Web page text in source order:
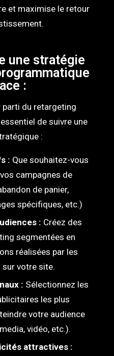
et maximise le retour
une stratégie
:
du retargeting
de suivre une
:
: Que souhaitez-vous
campagnes de
de panier,
spécifiques, etc.)
: Créez des
segmentées en
réalisées par les
votre site.
: Sélectionnez les
les plus
votre audience
vidéo, etc.).
attractives :